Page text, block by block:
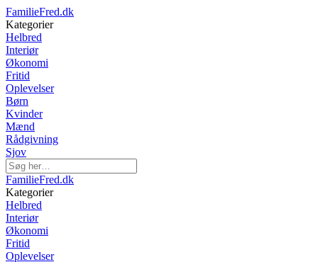
FamilieFred.dk
Kategorier
Helbred
Interiør
Økonomi
Fritid
Oplevelser
Børn
Kvinder
Mænd
Rådgivning
Sjov
FamilieFred.dk
Kategorier
Helbred
Interiør
Økonomi
Fritid
Oplevelser